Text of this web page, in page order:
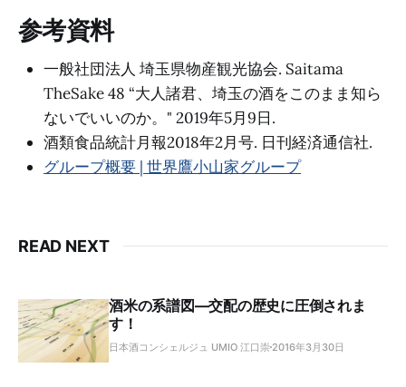
参考資料
一般社団法人 埼玉県物産観光協会. Saitama
TheSake 48 “大人諸君、埼玉の酒をこのまま知ら
ないでいいのか。" 2019年5月9日.
酒類食品統計月報2018年2月号. 日刊経済通信社.
グループ概要 | 世界鷹小山家グループ
READ NEXT
酒米の系譜図―交配の歴史に圧倒されま
す！
日本酒コンシェルジュ UMIO 江口崇 2016年3月30日